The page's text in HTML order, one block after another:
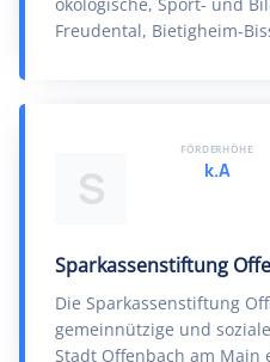
Freudental, Bietigheim-
S
Sparkassenstiftung
Die Sparkassenstiftung
gemeinnützige und
Stadt Offenbach am Main
FÖRDERHÖHE
k.A